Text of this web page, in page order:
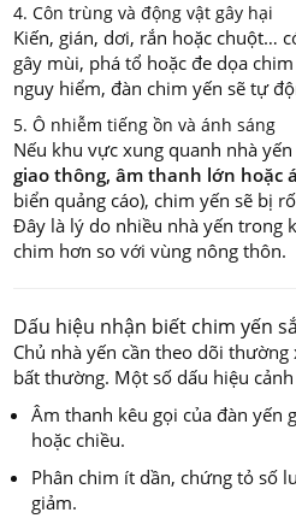
4. Côn trùng và động vật gây hại
Kiến, gián, dơi, rắn hoặc chuột…
gây mùi, phá tổ hoặc đe dọa
nguy hiểm, đàn chim yến sẽ tự
5. Ô nhiễm tiếng ồn và ánh sáng
Nếu khu vực xung quanh nhà yến
giao thông, âm thanh lớn hoặc
biển quảng cáo), chim yến sẽ bị
Đây là lý do nhiều nhà yến trong
chim hơn so với vùng nông thôn.
Dấu hiệu nhận biết chim yến
Chủ nhà yến cần theo dõi
bất thường. Một số dấu hiệu
Âm thanh kêu gọi của đàn yến
hoặc chiều.
Phân chim ít dần, chứng tỏ số
giảm.